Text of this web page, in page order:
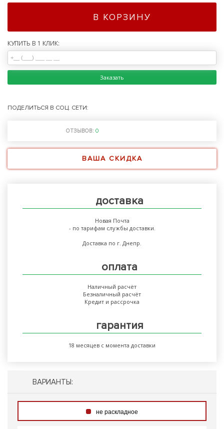
В КОРЗИНУ
КУПИТЬ В 1 КЛИК:
Заказать
ПОДЕЛИТЬСЯ В СОЦ. СЕТИ:
ОТЗЫВОВ: 0
ВАША СКИДКА
доставка
Новая Почта
- по тарифам службы доставки.
Доставка по г. Днепр.
оплата
Наличный расчёт
Безналичный расчёт
Кредит и рассрочка
гарантия
18 месяцев с момента доставки
ВАРИАНТЫ:
не раскладное